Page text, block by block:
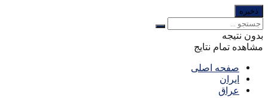
بدون نتیجه
مشاهده تمام نتایج
صفحه اصلی
ایران
عراق